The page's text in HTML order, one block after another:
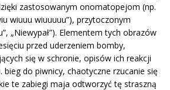
zastosowanym onomatopejom (np.
wiuuu wiuuuuu”), przytoczonym
„Niewypał”). Elementem tych obrazów
przed uderzeniem bomby,
się w schronie, opisów ich reakcji
bieg do piwnicy, chaotyczne rzucanie się
te zabiegi maja odtworzyć tę straszną